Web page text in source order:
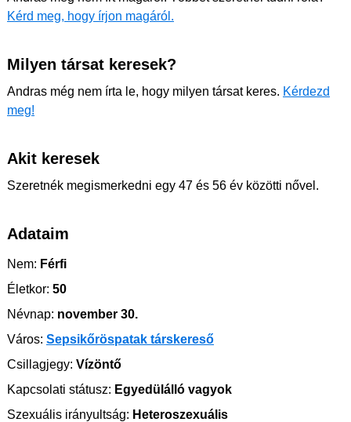
Kérd meg, hogy írjon magáról.
Milyen társat keresek?
Andras még nem írta le, hogy milyen társat keres. Kérdezd
meg!
Akit keresek
Szeretnék megismerkedni egy 47 és 56 év közötti nővel.
Adataim
Nem: Férfi
Életkor: 50
Névnap: november 30.
Város: Sepsikőröspatak társkereső
Csillagjegy: Vízöntő
Kapcsolati státusz: Egyedülálló vagyok
Szexuális irányultság: Heteroszexuális